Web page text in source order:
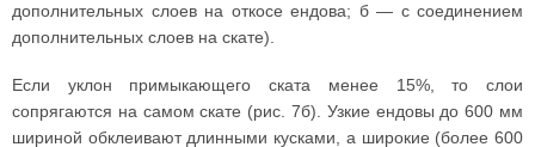
дополнительных слоев на откосе ендова; б — с соединением
дополнительных слоев на скате).
Если уклон примыкающего ската менее 15%, то слои
сопрягаются на самом скате (рис. 7б). Узкие ендовы до 600 мм
шириной обклеивают длинными кусками, а широкие (более 600